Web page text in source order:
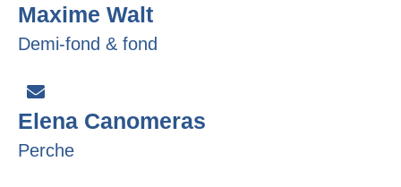
Maxime Walt
Demi-fond & fond
Elena Canomeras
Perche